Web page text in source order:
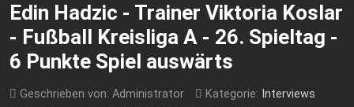
Edin Hadzic - Trainer Viktoria Koslar
- Fußball Kreisliga A - 26. Spieltag -
6 Punkte Spiel auswärts
Geschrieben von: Administrator Kategorie: Interviews